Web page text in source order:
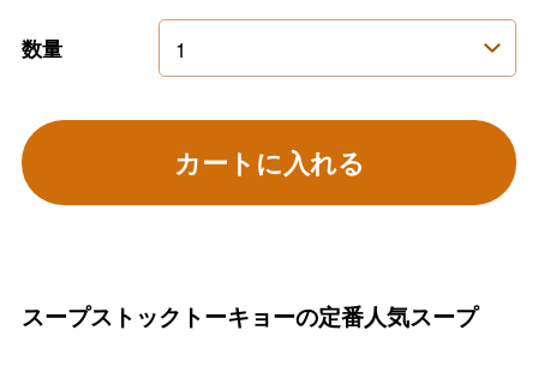
数量
カートに入れる
スープストックトーキョーの定番人気スープ